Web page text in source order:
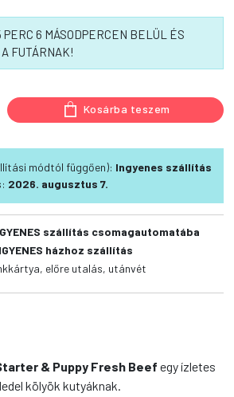
5 MÁSODPERCEN BELÜL ÉS
FUTÁRNAK!
Kosárba teszem
módtól függően): Ingyenes szállítás
2026. augusztus 7.
szállítás csomagautomatába
házhoz szállítás
előre utalás, utánvét
& Puppy Fresh Beefegy ízletes
kölyök kutyáknak.